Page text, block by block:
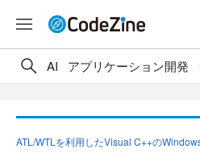
AI アプリケーション開発
ATL/WTLを利用したVisual C++の